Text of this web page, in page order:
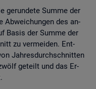
ge­run­de­te Summe der
Ab­wei­chun­gen des an­
Basis der Summe der
zu ver­mei­den. Ent­
Jah­res­durch­schnit­ten
ge­teilt und das Er­